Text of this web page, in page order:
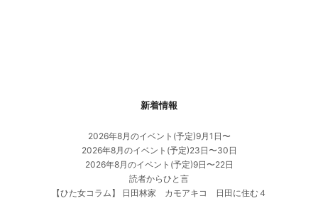
新着情報
2026年8月のイベント(予定)9月1日〜
2026年8月のイベント(予定)23日〜30日
2026年8月のイベント(予定)9日〜22日
読者からひと言
【ひた女コラム】 日田林家 カモアキコ 日田に住む４